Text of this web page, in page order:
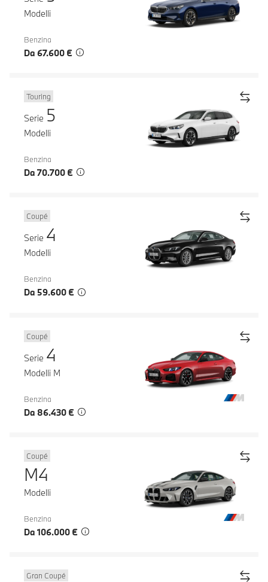
Modelli
Benzina
Da 67.600 €
Touring
Serie 5
Modelli
Benzina
Da 70.700 €
Coupé
Serie 4
Modelli
Benzina
Da 59.600 €
Coupé
Serie 4
Modelli M
Benzina
Da 86.430 €
Coupé
M4
Modelli
Benzina
Da 106.000 €
Gran Coupé